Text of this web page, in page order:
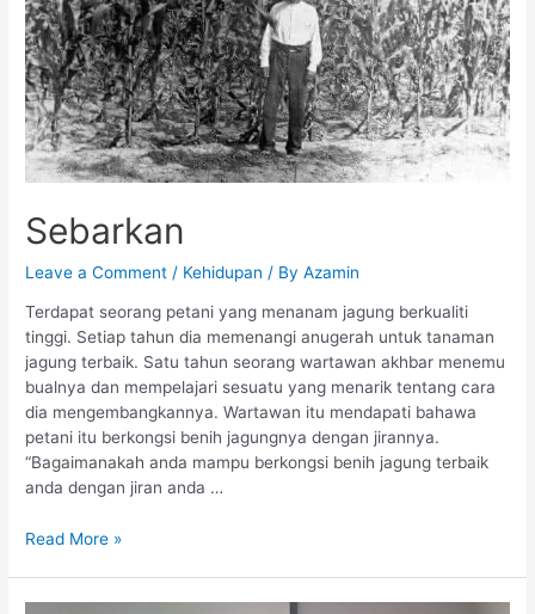
Sebarkan
Leave a Comment / Kehidupan / ByAzamin
Terdapat seorang petani yang menanam jagung berkualiti
tinggi. Setiap tahun dia memenangi anugerah untuk tanaman
jagung terbaik. Satu tahun seorang wartawan akhbar menemu
bualnya dan mempelajari sesuatu yang menarik tentang cara
dia mengembangkannya. Wartawan itu mendapati bahawa
petani itu berkongsi benih jagungnya dengan jirannya.
“Bagaimanakah anda mampu berkongsi benih jagung terbaik
anda dengan jiran anda …
Read More »